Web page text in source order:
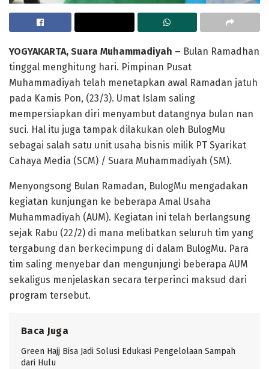
YOGYAKARTA, Suara Muhammadiyah – Bulan Ramadhan
tinggal menghitung hari. Pimpinan Pusat
Muhammadiyah telah menetapkan awal Ramadan jatuh
pada Kamis Pon, (23/3). Umat Islam saling
mempersiapkan diri menyambut datangnya bulan nan
suci. Hal itu juga tampak dilakukan oleh BulogMu
sebagai salah satu unit usaha bisnis milik PT Syarikat
Cahaya Media (SCM) / Suara Muhammadiyah (SM).
Menyongsong Bulan Ramadan, BulogMu mengadakan
kegiatan kunjungan ke beberapa Amal Usaha
Muhammadiyah (AUM). Kegiatan ini telah berlangsung
sejak Rabu (22/2) di mana melibatkan seluruh tim yang
tergabung dan berkecimpung di dalam BulogMu. Para
tim saling menyebar dan mengunjungi beberapa AUM
sekaligus menjelaskan secara terperinci maksud dari
program tersebut.
Baca Juga
Green Hajj Bisa Jadi Solusi Edukasi Pengelolaan Sampah
dari Hulu